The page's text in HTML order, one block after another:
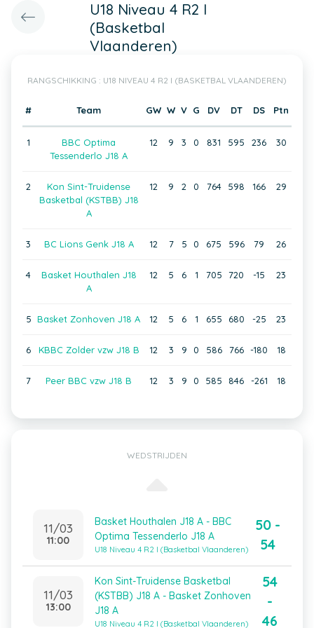
U18 Niveau 4 R2 I
(Basketbal
Vlaanderen)
RANGSCHIKKING : U18 NIVEAU 4 R2 I (BASKETBAL VLAANDEREN)
# Team GW W V G DV DT DS Ptn
1
BBC Optima
Tessenderlo J18 A
12 9 3 0 831 595 236 30
2
Kon Sint-Truidense
Basketbal (KSTBB) J18
A
12 9 2 0 764 598 166 29
3 BC Lions Genk J18 A 12 7 5 0 675 596 79 26
4
Basket Houthalen J18
A
12 5 6 1 705 720 -15 23
5 Basket Zonhoven J18 A 12 5 6 1 655 680 -25 23
6 KBBC Zolder vzw J18 B 12 3 9 0 586 766 -180 18
7 Peer BBC vzw J18 B 12 3 9 0 585 846 -261 18
WEDSTRIJDEN
11/03
11:00
Basket Houthalen J18 A - BBC
Optima Tessenderlo J18 A
U18 Niveau 4 R2 I (Basketbal Vlaanderen)
50 -
54
11/03
13:00
Kon Sint-Truidense Basketbal
(KSTBB) J18 A - Basket Zonhoven
J18 A
U18 Niveau 4 R2 I (Basketbal Vlaanderen)
54
-
46